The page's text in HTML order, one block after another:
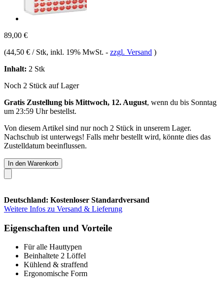
89,00 €
(44,50 € / Stk, inkl. 19% MwSt. - zzgl. Versand )
Inhalt: 2 Stk
Noch 2 Stück auf Lager
Gratis Zustellung bis Mittwoch, 12. August, wenn du bis Sonntag
um 23:59 Uhrbestellst.
Von diesem Artikel sind nur noch 2 Stück in unserem Lager.
Nachschub ist unterwegs! Falls mehr bestellt wird, könnte dies das
Zustelldatum beeinflussen.
In den Warenkorb
Deutschland: Kostenloser Standardversand
Weitere Infos zu Versand & Lieferung
Eigenschaften und Vorteile
Für alle Hauttypen
Beinhaltete 2 Löffel
Kühlend & straffend
Ergonomische Form